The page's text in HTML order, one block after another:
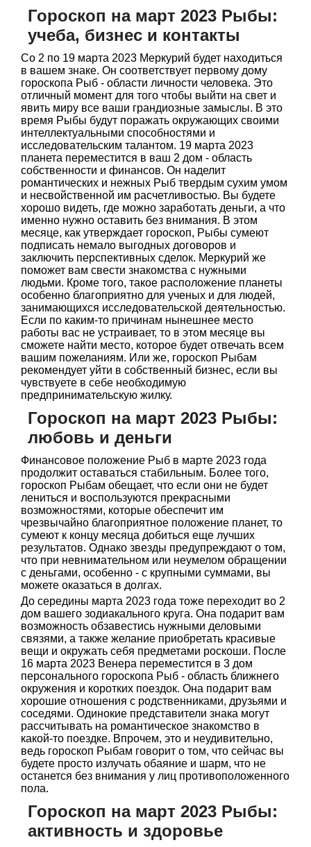
Гороскоп на март 2023 Рыбы:
учеба, бизнес и контакты
Со 2 по 19 марта 2023 Меркурий будет находиться
в вашем знаке. Он соответствует первому дому
гороскопа Рыб - области личности человека. Это
отличный момент для того чтобы выйти на свет и
явить миру все ваши грандиозные замыслы. В это
время Рыбы будут поражать окружающих своими
интеллектуальными способностями и
исследовательским талантом. 19 марта 2023
планета переместится в ваш 2 дом - область
собственности и финансов. Он наделит
романтических и нежных Рыб твердым сухим умом
и несвойственной им расчетливостью. Вы будете
хорошо видеть, где можно заработать деньги, а что
именно нужно оставить без внимания. В этом
месяце, как утверждает гороскоп, Рыбы сумеют
подписать немало выгодных договоров и
заключить перспективных сделок. Меркурий же
поможет вам свести знакомства с нужными
людьми. Кроме того, такое расположение планеты
особенно благоприятно для ученых и для людей,
занимающихся исследовательской деятельностью.
Если по каким-то причинам нынешнее место
работы вас не устраивает, то в этом месяце вы
сможете найти место, которое будет отвечать всем
вашим пожеланиям. Или же, гороскоп Рыбам
рекомендует уйти в собственный бизнес, если вы
чувствуете в себе необходимую
предпринимательскую жилку.
Гороскоп на март 2023 Рыбы:
любовь и деньги
Финансовое положение Рыб в марте 2023 года
продолжит оставаться стабильным. Более того,
гороскоп Рыбам обещает, что если они не будет
лениться и воспользуются прекрасными
возможностями, которые обеспечит им
чрезвычайно благоприятное положение планет, то
сумеют к концу месяца добиться еще лучших
результатов. Однако звезды предупреждают о том,
что при невнимательном или неумелом обращении
с деньгами, особенно - с крупными суммами, вы
можете оказаться в долгах.
До середины марта 2023 года тоже переходит во 2
дом вашего зодиакального круга. Она подарит вам
возможность обзавестись нужными деловыми
связями, а также желание приобретать красивые
вещи и окружать себя предметами роскоши. После
16 марта 2023 Венера переместится в 3 дом
персонального гороскопа Рыб - область ближнего
окружения и коротких поездок. Она подарит вам
хорошие отношения с родственниками, друзьями и
соседями. Одинокие представители знака могут
рассчитывать на романтическое знакомство в
какой-то поездке. Впрочем, это и неудивительно,
ведь гороскоп Рыбам говорит о том, что сейчас вы
будете просто излучать обаяние и шарм, что не
останется без внимания у лиц противоположенного
пола.
Гороскоп на март 2023 Рыбы:
активность и здоровье